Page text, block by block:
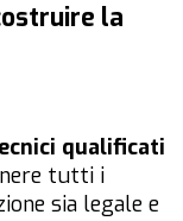
la
qualificati
tutti i
sia legale e